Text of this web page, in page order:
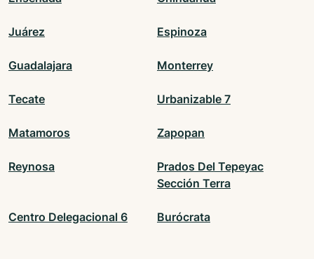
Juárez Espinoza
Guadalajara Monterrey
Tecate Urbanizable 7
Matamoros Zapopan
Reynosa
Prados Del Tepeyac
Sección Terra
Centro Delegacional 6 Burócrata